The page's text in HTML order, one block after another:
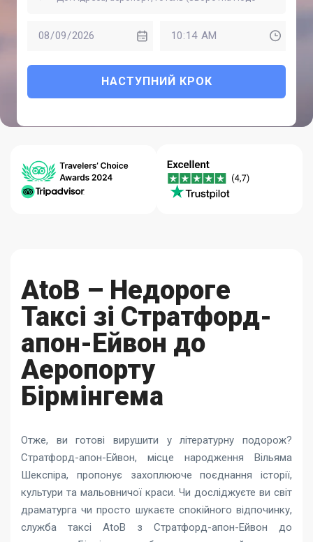
НАСТУПНИЙ КРОК
Довідковий
Гарантія
Кращих Цін
AtoB – Недороге
Таксі зі Стратфорд-
апон-Ейвон до
Аеропорту
Бірмінгема
Отже, ви готові вирушити у літературну подорож?
Стратфорд-апон-Ейвон, місце народження Вільяма
Шекспіра, пропонує захоплююче поєднання історії,
культури та мальовничої краси. Чи досліджуєте ви світ
драматурга чи просто шукаєте спокійного відпочинку,
служба таксі AtoB з Стратфорд-апон-Ейвон до